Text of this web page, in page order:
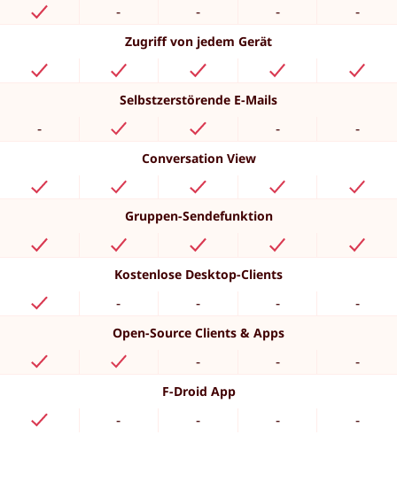
- - - -
Zugriff von jedem Gerät
Selbstzerstörende E-Mails
- - -
Conversation View
Gruppen-Sendefunktion
Kostenlose Desktop-Clients
- - - -
Open-Source Clients & Apps
- - -
F-Droid App
- - - -